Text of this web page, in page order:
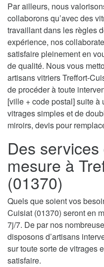
Par ailleurs, nous
collaborons qu’avec des
travaillant dans les règles
expérience, nos
satisfaire pleinement en
de qualité. Nous vous
artisans vitriers Treffort-
de procéder à toute
[ville + code postal] suite
vitrages simples et de
miroirs, devis pour
Des
mesure à
(01370)
Quels que soient vos
Cuisiat (01370) seront en
7j/7. De par nos
disposons d’artisans
sur toute sorte de vitrages
satisfaire.